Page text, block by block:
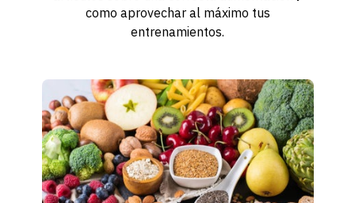
como aprovechar al máximo tus
entrenamientos.